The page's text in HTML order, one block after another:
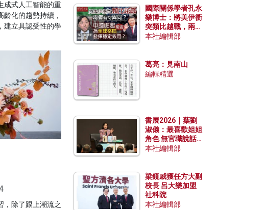
成式人工智能的重
化的趨勢持續，
建立具認受性的學
，除了跟上潮流之
國際關係學者孔永
樂博士：將美伊衝
突類比越戰，兩者
有何異同？中國崛
本社編輯部
葛亮：見南山
編輯精選
書展2026｜葉劉
淑儀：最喜歡姐姐
角色 無官職說話
包袱少
本社編輯部
梁鏡威獲任方大副
校長 呂大樂加盟
社科院
本社編輯部